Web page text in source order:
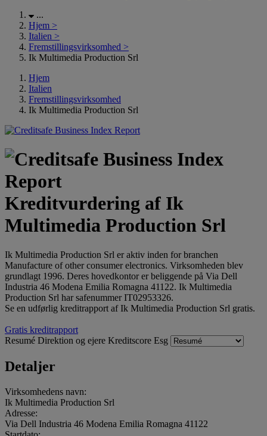
...
Hjem >
Italien >
Fremstillingsvirksomhed >
Ik Multimedia Production Srl
Hjem
Italien
Fremstillingsvirksomhed
Ik Multimedia Production Srl
Kreditvurdering af Ik
Multimedia Production Srl
Ik Multimedia Production Srl er aktiv inden for branchen
Manufacture of other consumer electronics. Virksomheden blev
grundlagt 1996. Deres hovedkontor er beliggende på Via Dell
Industria 46 Modena Emilia Romagna 41122. Ik Multimedia
Production Srl har safenummer IT02953326.
Se en udførlig kreditrapport af Ik Multimedia Production Srl gratis.
Gratis kreditrapport
Resumé Direktion og ejere Kreditscore Esg
Detaljer
Virksomhedens navn:
Ik Multimedia Production Srl
Adresse:
Via Dell Industria 46 Modena Emilia Romagna 41122